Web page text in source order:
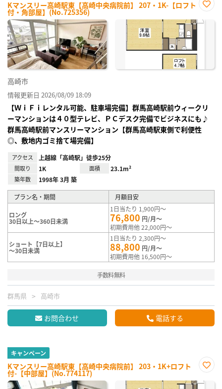
Kマンスリー高崎駅東【高崎中央病院前】 207・1K-【ロフト
付・角部屋】(No.725356)
に入
高崎市
情報更新日 2026/08/09 18:09
【ＷｉＦｉレンタル可能、駐車場完備】群馬高崎駅前ウィークリ
ーマンションは４０型テレビ、ＰＣデスク完備でビジネスにも♪
群馬高崎駅前マンスリーマンション【群馬高崎駅東側で利便性
◎、敷地内ゴミ捨て場完備】
アクセス 上越線「高崎駅」徒歩25分
間取り 1K 面積 23.1m²
築年数 1998年 3月 築
プラン名・期間 月額目安
ロング
30日以上～360日未満
1日当たり 1,900円～
76,800 円/月～
初期費用他 22,000円～
ショート【7日以上】
～30日未満
1日当たり 2,300円～
88,800 円/月～
初期費用他 16,500円～
手数料無料
群馬県 高崎市
お問合わせ 電話する
キャンペーン
Kマンスリー高崎駅東【高崎中央病院前】 203・1K+ロフト
付-【中部屋】(No.774117)
に入